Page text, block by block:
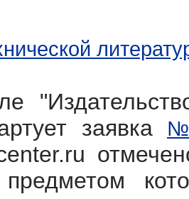
заявка
предметом